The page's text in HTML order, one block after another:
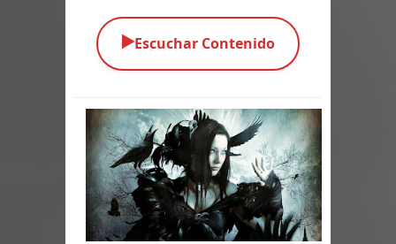
Parte 03: La Traición
Parte 01: El Comienzo
Parte 01: El Enemigo Interior
Exaltados y Muertos Vivientes
▶️Escuchar Contenido